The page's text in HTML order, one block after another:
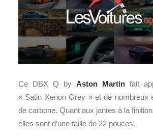
Ce DBX Q by Aston Martin fait
« Satin Xenon Grey » et de nombreux
de carbone. Quant aux jantes à la
elles sont d’une taille de 22 pouces.